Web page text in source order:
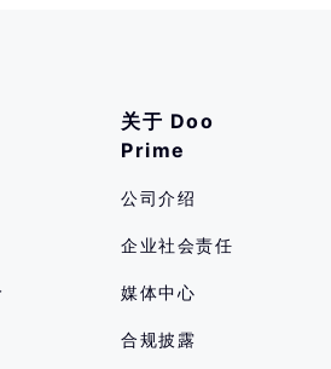
关于 Doo
Prime
公司介绍
企业社会责任
媒体中心
合规披露